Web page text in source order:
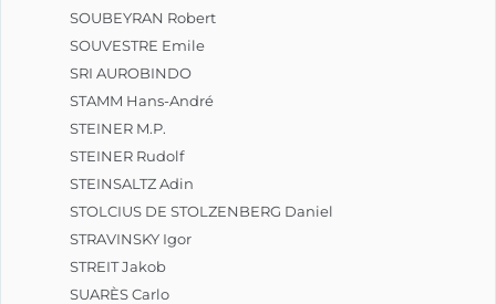
SOUBEYRAN Robert
SOUVESTRE Emile
SRI AUROBINDO
STAMM Hans-André
STEINER M.P.
STEINER Rudolf
STEINSALTZ Adin
STOLCIUS DE STOLZENBERG Daniel
STRAVINSKY Igor
STREIT Jakob
SUARÈS Carlo